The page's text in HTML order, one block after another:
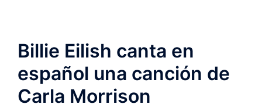
Billie Eilish canta en
español una canción de
Carla Morrison